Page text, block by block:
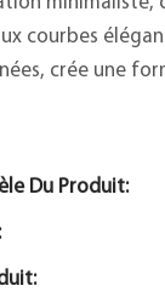
courbes
crée une
Du Produit: